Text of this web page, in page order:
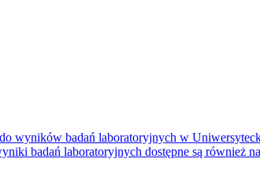
wyników badań laboratoryjnych w
badań laboratoryjnych dostępne są również